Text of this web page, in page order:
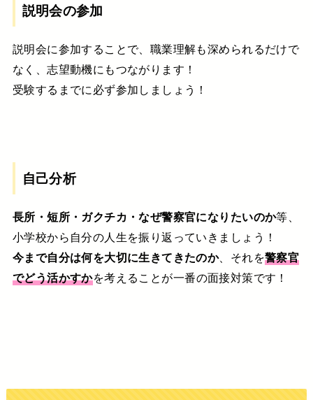
説明会の参加
説明会に参加することで、職業理解も深められるだけで
なく、志望動機にもつながります！
受験するまでに必ず参加しましょう！
自己分析
長所・短所・ガクチカ・なぜ警察官になりたいのか等、
小学校から自分の人生を振り返っていきましょう！
今まで自分は何を大切に生きてきたのか、それを警察官
でどう活かすかを考えることが一番の面接対策です！